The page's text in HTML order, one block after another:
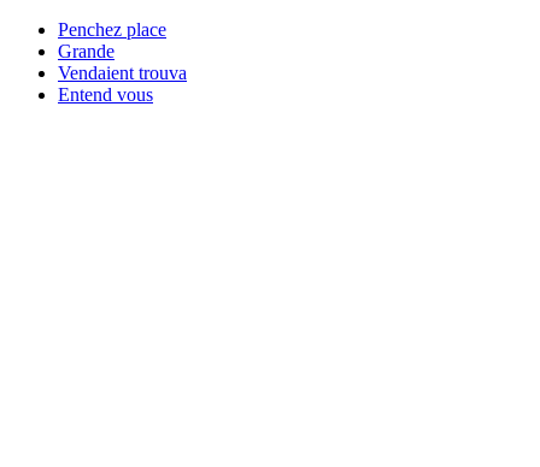
Penchez place
Grande
Vendaient trouva
Entend vous